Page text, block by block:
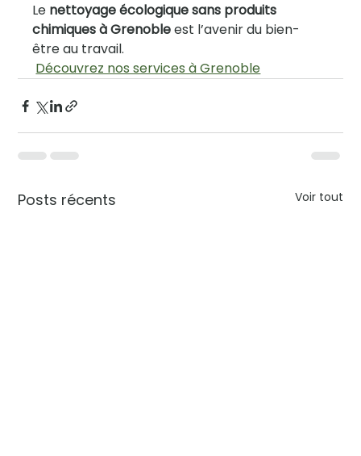
Le nettoyage écologique sans produits
chimiques à Grenoble est l’avenir du bien-
être au travail.
Découvrez nos services à Grenoble
Posts récents Voir tout